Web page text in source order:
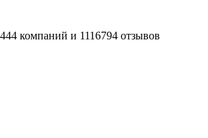
компаний и 1116794 отзывов